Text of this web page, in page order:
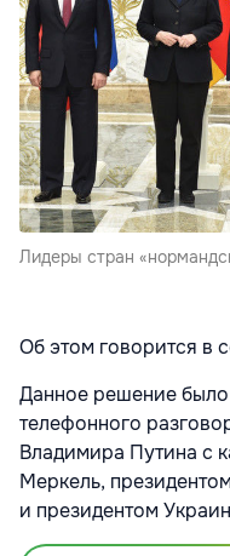
Лидеры стран
Об этом говорится в
Данное решение
телефонного
Владимира Путина с
Меркель,
и президентом